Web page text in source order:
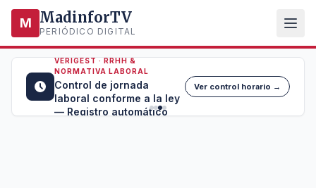
M MadinforTV
PERIÓDICO DIGITAL
VERIGEST · RRHH &
NORMATIVA LABORAL
Control de jornada
laboral conforme a la ley
— Registro automático
Ver control horario →